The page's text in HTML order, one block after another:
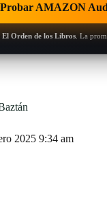
AMAZON
El Orden de los Libros . La
2025 9:34 am